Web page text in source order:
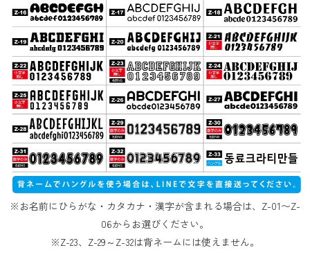
※お名前にひらがな・カタカナ・漢字が含まれる場合は、Z-01〜Z-
06からお選びください。
※Z-23、Z-29～Z-32は背ネームには使えません。